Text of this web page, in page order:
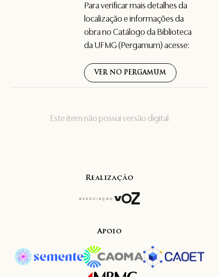
Este item não possui versão digital
Para verificar mais detalhes da
localização e informações da
obra no Catálogo da Biblioteca
da UFMG (Pergamum) acesse:
VER NO PERGAMUM
Realização
Apoio